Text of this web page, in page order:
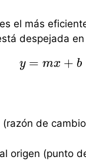
el más
despejada
y = mx + b
y=mx+ b
de
origen (punto